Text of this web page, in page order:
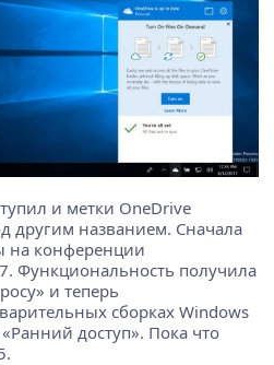
и метки OneDrive
другим названием. Сначала
на конференции
Функциональность получила
и теперь
сборках Windows
доступ». Пока что